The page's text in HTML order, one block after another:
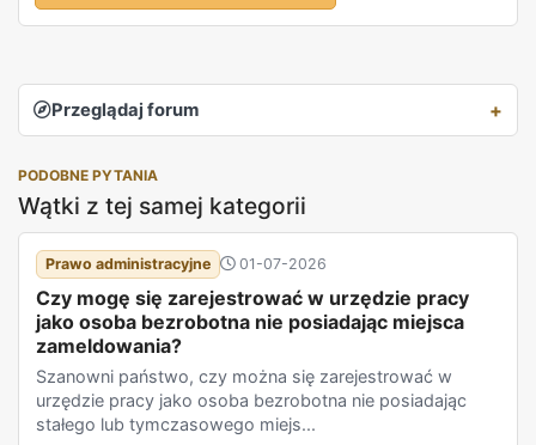
Przeglądaj forum
PODOBNE PYTANIA
Wątki z tej samej kategorii
Prawo administracyjne 01-07-2026
Czy mogę się zarejestrować w urzędzie pracy
jako osoba bezrobotna nie posiadając miejsca
zameldowania?
Szanowni państwo, czy można się zarejestrować w
urzędzie pracy jako osoba bezrobotna nie posiadając
stałego lub tymczasowego miejs...